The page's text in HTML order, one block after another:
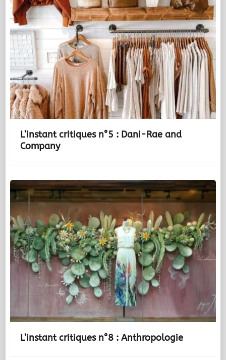
L’instant critiques n°5 : Dani-Rae and
Company
L’instant critiques n°8 : Anthropologie